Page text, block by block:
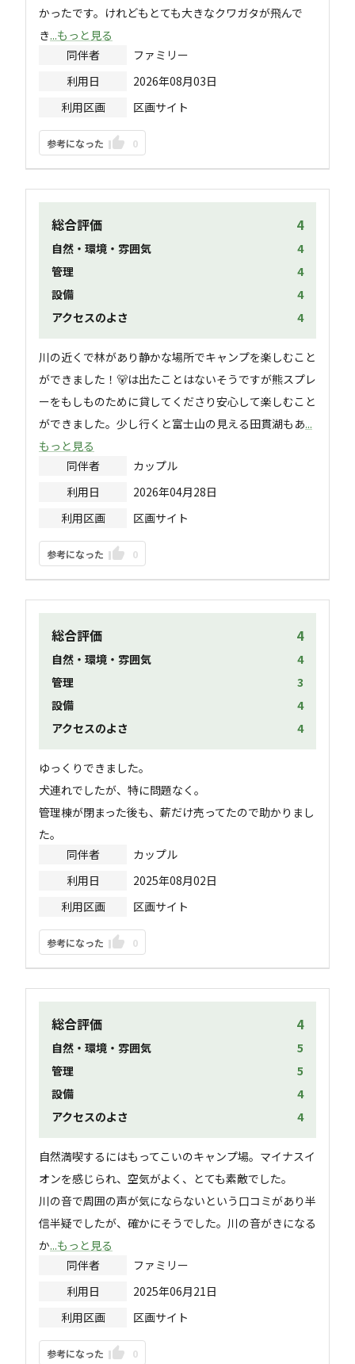
かったです。けれどもとても大きなクワガタが飛んで
き...もっと見る
同伴者
ファミリー
利用日
2026年08月03日
利用区画
区画サイト
参考になった 0
総合評価 4
自然・環境・雰囲気
4
管理
4
設備
4
アクセスのよさ
4
川の近くで林があり静かな場所でキャンプを楽しむこと
ができました！🐻は出たことはないそうですが熊スプレ
ーをもしものために貸してくださり安心して楽しむこと
ができました。少し行くと富士山の見える田貫湖もあ...
もっと見る
同伴者
カップル
利用日
2026年04月28日
利用区画
区画サイト
参考になった 0
総合評価 4
自然・環境・雰囲気
4
管理
3
設備
4
アクセスのよさ
4
ゆっくりできました。
犬連れでしたが、特に問題なく。
管理棟が閉まった後も、薪だけ売ってたので助かりまし
た。
同伴者
カップル
利用日
2025年08月02日
利用区画
区画サイト
参考になった 0
総合評価 4
自然・環境・雰囲気
5
管理
5
設備
4
アクセスのよさ
4
自然満喫するにはもってこいのキャンプ場。マイナスイ
オンを感じられ、空気がよく、とても素敵でした。
川の音で周囲の声が気にならないという口コミがあり半
信半疑でしたが、確かにそうでした。川の音がきになる
か...もっと見る
同伴者
ファミリー
利用日
2025年06月21日
利用区画
区画サイト
参考になった 0